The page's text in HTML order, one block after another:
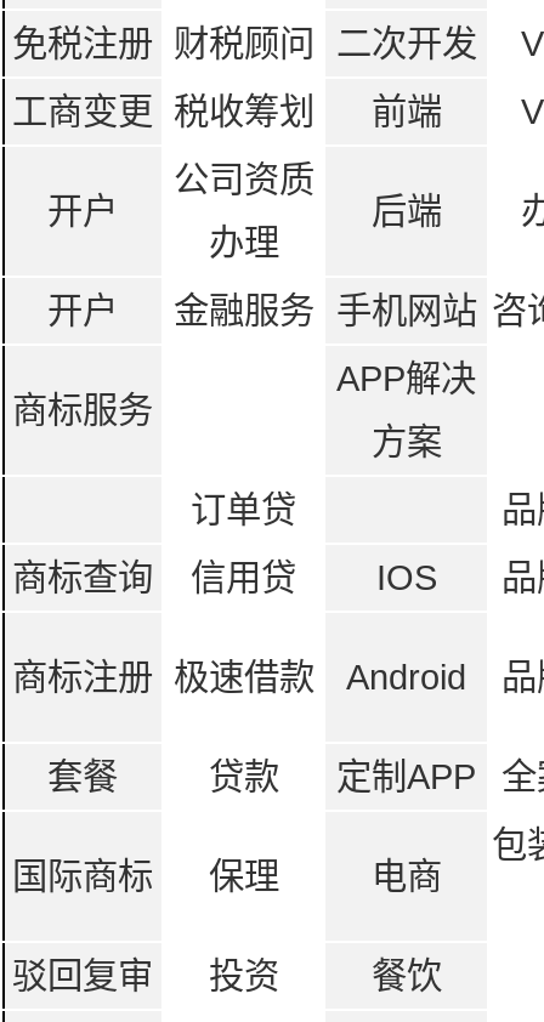
免税注册 财税顾问 二次开发
工商变更
税收筹划 前端
开户
公司资质
办理
后端
开户 金融服务 手机网站 咨
商标服务
APP解决
方案
订单贷
商标查询
信用贷 IOS
商标注册 极速借款 Android
套餐 贷款 定制APP
国际商标 保理 电商
包
驳回复审 投资 餐饮